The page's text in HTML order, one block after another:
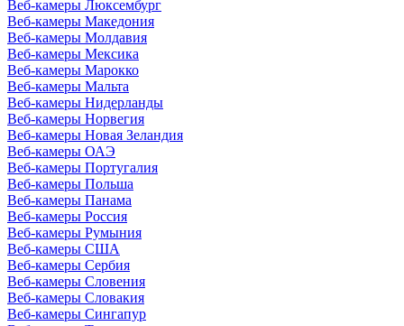
Веб-камеры Люксембург
Веб-камеры Македония
Веб-камеры Молдавия
Веб-камеры Мексика
Веб-камеры Марокко
Веб-камеры Мальта
Веб-камеры Нидерланды
Веб-камеры Норвегия
Веб-камеры Новая Зеландия
Веб-камеры ОАЭ
Веб-камеры Португалия
Веб-камеры Польша
Веб-камеры Панама
Веб-камеры Россия
Веб-камеры Румыния
Веб-камеры США
Веб-камеры Сербия
Веб-камеры Словения
Веб-камеры Словакия
Веб-камеры Сингапур